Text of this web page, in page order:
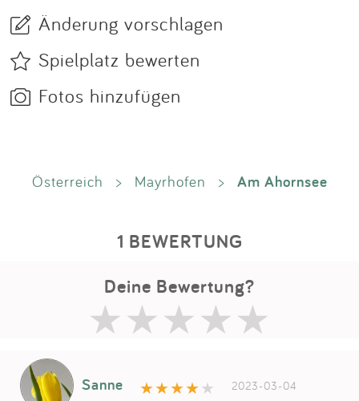
Änderung vorschlagen
Spielplatz bewerten
Fotos hinzufügen
Österreich > Mayrhofen > Am Ahornsee
1 BEWERTUNG
Deine Bewertung?
Sanne 2023-03-04